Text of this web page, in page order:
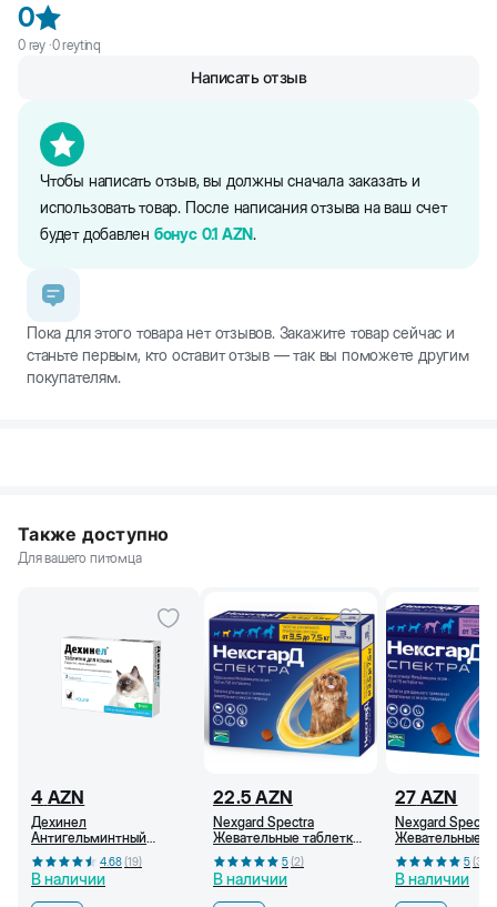
0
0rəy ·0reytinq
Чтобы написать отзыв, вы должны сначала заказать и
использовать товар. После написания отзыва на ваш счет
будет добавлен бонус 0.1 AZN.
Написать отзыв
Пока для этого товара нет отзывов. Закажите товар сейчас и
станьте первым, кто оставит отзыв — так вы поможете другим
покупателям.
Также доступно
Для вашего питомца
4 AZN
Дехинел
Антигельминтный
препарат для кошек, 1
табл/4 кг
4.68(19)
В наличии
22.5 AZN
Nexgard Spectra
Жевательные таблетки
от блох, клещей и
гельминтов для собак
(3,5-7,5 кг)
5(2)
В наличии
27 AZN
Nexgard Spectra
Жевательные
от блох,
гельминтов
(15-30 кг)
5(3
В наличии